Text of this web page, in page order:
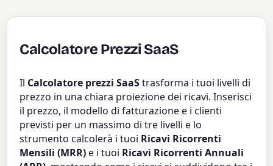
Calcolatore Prezzi SaaS
Il Calcolatore prezzi SaaStrasforma i tuoi livelli di
prezzo in una chiara proiezione dei ricavi. Inserisci
il prezzo, il modello di fatturazione e i clienti
previsti per un massimo di tre livelli e lo
strumento calcolerà i tuoi Ricavi Ricorrenti
Mensili (MRR)e i tuoi Ricavi Ricorrenti Annuali